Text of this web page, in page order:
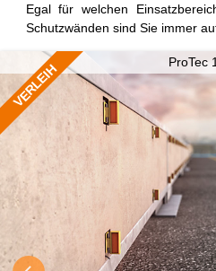
Egal für welchen
Schutzwänden sind Sie immer
VERLEIH
ProTec